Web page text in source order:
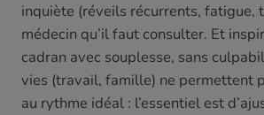
inquiète (réveils récurrents, fatigue,
médecin qu’il faut consulter. Et
cadran avec souplesse, sans
vies (travail, famille) ne permettent
au rythme idéal : l’essentiel est